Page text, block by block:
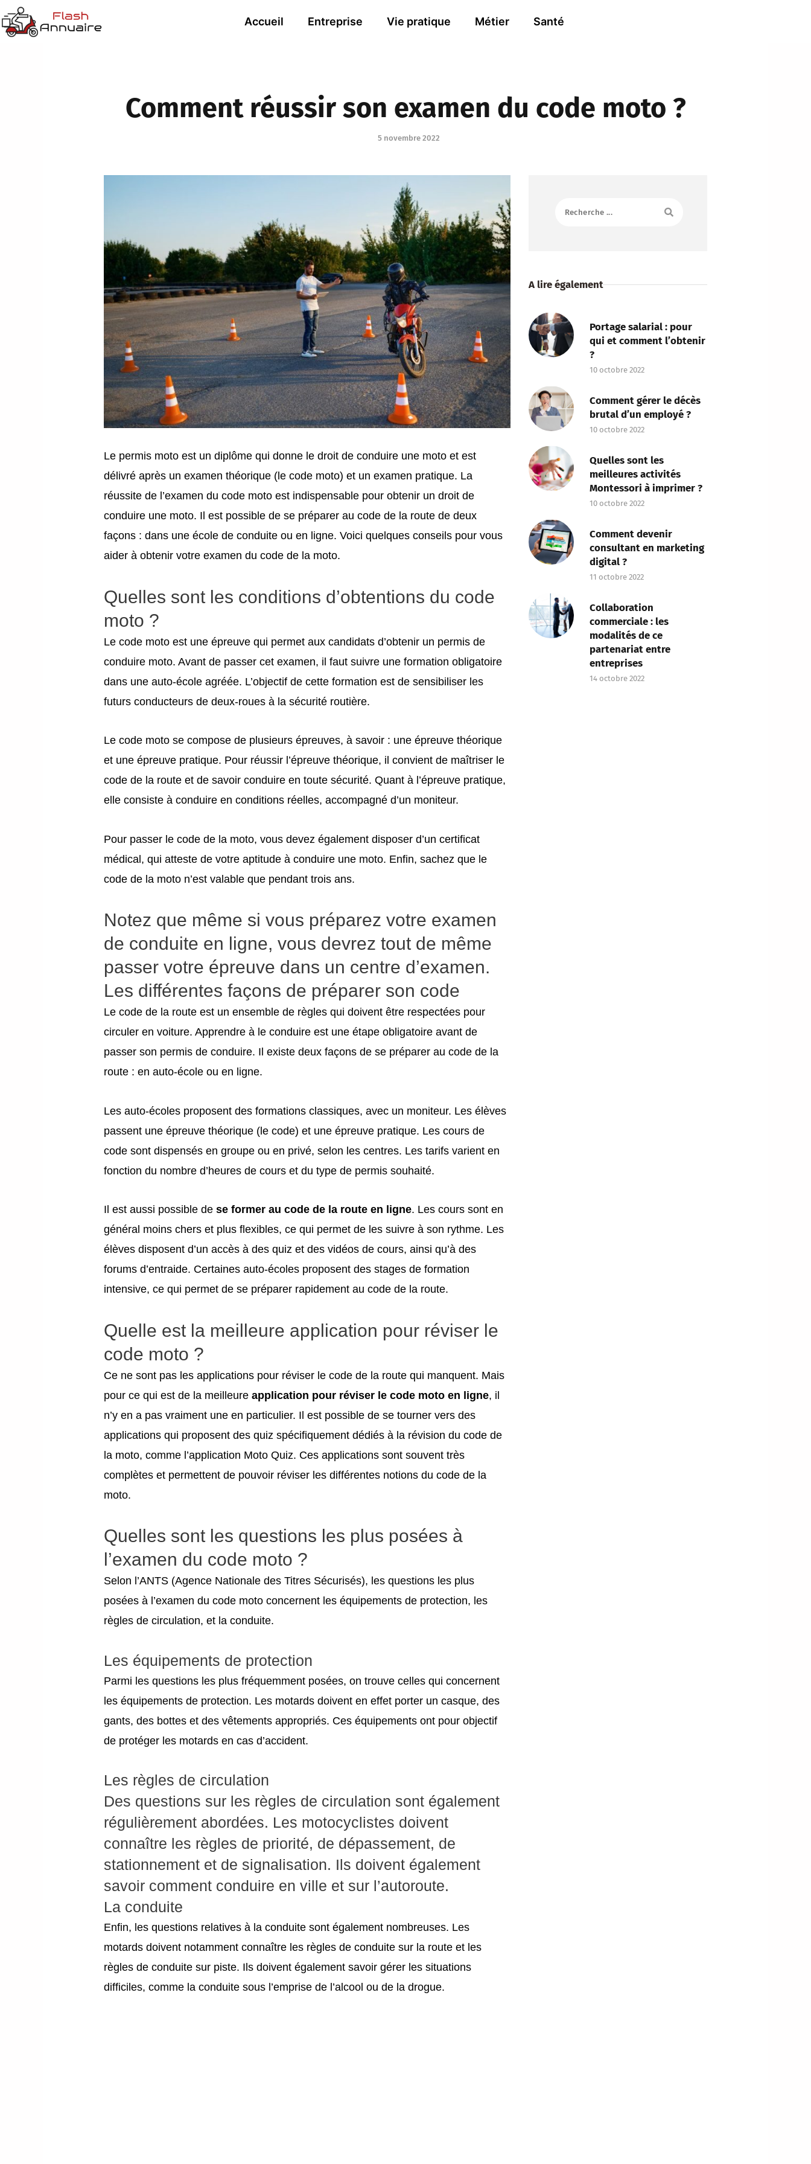
Accueil Entreprise Vie pratique Métier Santé
Comment réussir son examen du code moto ?
5 novembre 2022
Le permis moto est un diplôme qui donne le droit de conduire une moto et est
délivré après un examen théorique (le code moto) et un examen pratique. La
réussite de l’examen du code moto est indispensable pour obtenir un droit de
conduire une moto. Il est possible de se préparer au code de la route de deux
façons : dans une école de conduite ou en ligne. Voici quelques conseils pour vous
aider à obtenir votre examen du code de la moto.
Quelles sont les conditions d’obtentions du code
moto ?
Le code moto est une épreuve qui permet aux candidats d’obtenir un permis de
conduire moto. Avant de passer cet examen, il faut suivre une formation obligatoire
dans une auto-école agréée. L’objectif de cette formation est de sensibiliser les
futurs conducteurs de deux-roues à la sécurité routière.
Le code moto se compose de plusieurs épreuves, à savoir : une épreuve théorique
et une épreuve pratique. Pour réussir l’épreuve théorique, il convient de maîtriser le
code de la route et de savoir conduire en toute sécurité. Quant à l’épreuve pratique,
elle consiste à conduire en conditions réelles, accompagné d’un moniteur.
Pour passer le code de la moto, vous devez également disposer d’un certificat
médical, qui atteste de votre aptitude à conduire une moto. Enfin, sachez que le
code de la moto n’est valable que pendant trois ans.
Notez que même si vous préparez votre examen
de conduite en ligne, vous devrez tout de même
passer votre épreuve dans un centre d’examen.
Les différentes façons de préparer son code
Le code de la route est un ensemble de règles qui doivent être respectées pour
circuler en voiture. Apprendre à le conduire est une étape obligatoire avant de
passer son permis de conduire. Il existe deux façons de se préparer au code de la
route : en auto-école ou en ligne.
Les auto-écoles proposent des formations classiques, avec un moniteur. Les élèves
passent une épreuve théorique (le code) et une épreuve pratique. Les cours de
code sont dispensés en groupe ou en privé, selon les centres. Les tarifs varient en
fonction du nombre d’heures de cours et du type de permis souhaité.
Il est aussi possible dese former au code de la route en ligne. Les cours sont en
général moins chers et plus flexibles, ce qui permet de les suivre à son rythme. Les
élèves disposent d’un accès à des quiz et des vidéos de cours, ainsi qu’à des
forums d’entraide. Certaines auto-écoles proposent des stages de formation
intensive, ce qui permet de se préparer rapidement au code de la route.
Quelle est la meilleure application pour réviser le
code moto ?
Ce ne sont pas les applications pour réviser le code de la route qui manquent. Mais
pour ce qui est de la meilleureapplication pour réviser le code moto en ligne, il
n’y en a pas vraiment une en particulier. Il est possible de se tourner vers des
applications qui proposent des quiz spécifiquement dédiés à la révision du code de
la moto, comme l’application Moto Quiz. Ces applications sont souvent très
complètes et permettent de pouvoir réviser les différentes notions du code de la
moto.
Quelles sont les questions les plus posées à
l’examen du code moto ?
Selon l’ANTS (Agence Nationale des Titres Sécurisés), les questions les plus
posées à l’examen du code moto concernent les équipements de protection, les
règles de circulation, et la conduite.
Les équipements de protection
Parmi les questions les plus fréquemment posées, on trouve celles qui concernent
les équipements de protection. Les motards doivent en effet porter un casque, des
gants, des bottes et des vêtements appropriés. Ces équipements ont pour objectif
de protéger les motards en cas d’accident.
Les règles de circulation
Des questions sur les règles de circulation sont également
régulièrement abordées. Les motocyclistes doivent
connaître les règles de priorité, de dépassement, de
stationnement et de signalisation. Ils doivent également
savoir comment conduire en ville et sur l’autoroute.
La conduite
Enfin, les questions relatives à la conduite sont également nombreuses. Les
motards doivent notamment connaître les règles de conduite sur la route et les
règles de conduite sur piste. Ils doivent également savoir gérer les situations
difficiles, comme la conduite sous l’emprise de l’alcool ou de la drogue.
A lire également
Portage salarial : pour
qui et comment l’obtenir
?
10 octobre 2022
Comment gérer le décès
brutal d’un employé ?
10 octobre 2022
Quelles sont les
meilleures activités
Montessori à imprimer ?
10 octobre 2022
Comment devenir
consultant en marketing
digital ?
11 octobre 2022
Collaboration
commerciale : les
modalités de ce
partenariat entre
entreprises
14 octobre 2022